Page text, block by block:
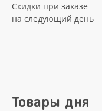
Скидки при заказе
на следующий день
Товары дня